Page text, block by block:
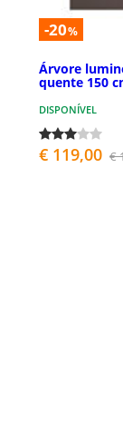
-20%
Árvore
quente 150
DISPONÍVEL
€ 119,00 €